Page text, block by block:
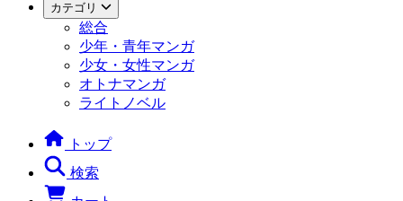
カテゴリ
総合
少年・青年マンガ
少女・女性マンガ
オトナマンガ
ライトノベル
トップ
検索